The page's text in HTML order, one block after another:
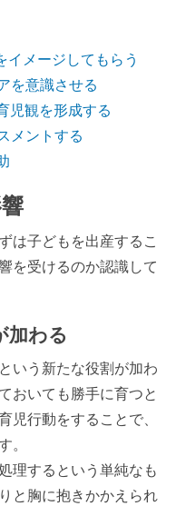
イメージしてもらう
を意識させる
児観を形成する
メントする
は子どもを出産するこ
を受けるのか認識して
加わる
いう新たな役割が加わ
おいても勝手に育つと
児行動をすることで、
。
理するという単純なも
と胸に抱きかかえられ